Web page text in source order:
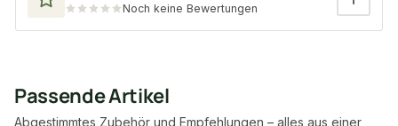
Noch keine Bewertungen
Passende Artikel
Abgestimmtes Zubehör und Empfehlungen – alles aus einer